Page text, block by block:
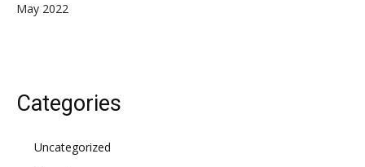
May 2022
Categories
Uncategorized